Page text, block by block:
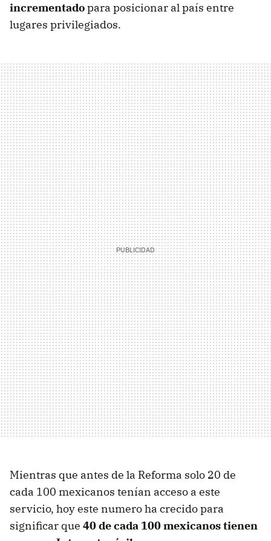
incrementadopara posicionar al país entre
lugares privilegiados.
Mientras que antes de la Reforma solo 20 de
cada 100 mexicanos tenían acceso a este
servicio, hoy este numero ha crecido para
significar que 40 de cada 100 mexicanos tienen